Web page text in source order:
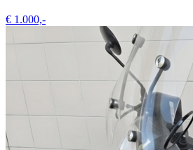
€ 1.000,-